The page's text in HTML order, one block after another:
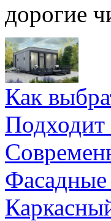
дорогие
Как
Подходит
Фасадные